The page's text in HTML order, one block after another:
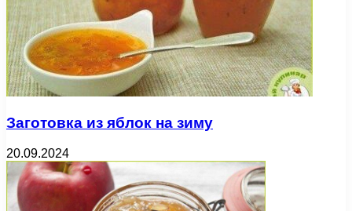
Заготовка из яблок на зиму
20.09.2024